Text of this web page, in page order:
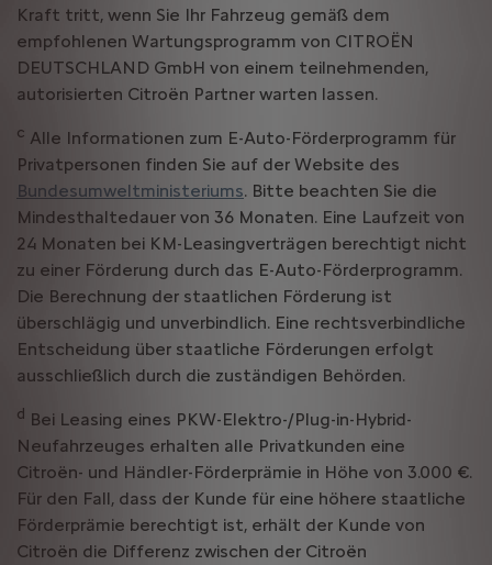
Kraft tritt, wenn Sie Ihr Fahrzeug gemäß dem
empfohlenen Wartungsprogramm von CITROËN
DEUTSCHLAND GmbH von einem teilnehmenden,
autorisierten Citroën Partner warten lassen.
c Alle Informationen zum E-Auto-Förderprogramm für
Privatpersonen finden Sie auf der Website des
Bundesumweltministeriums. Bitte beachten Sie die
Mindesthaltedauer von 36 Monaten. Eine Laufzeit von
24 Monaten bei KM-Leasingverträgen berechtigt nicht
zu einer Förderung durch das E-Auto-Förderprogramm.
Die Berechnung der staatlichen Förderung ist
überschlägig und unverbindlich. Eine rechtsverbindliche
Entscheidung über staatliche Förderungen erfolgt
ausschließlich durch die zuständigen Behörden.
d Bei Leasing eines PKW-Elektro-/Plug-in-Hybrid-
Neufahrzeuges erhalten alle Privatkunden eine
Citroën- und Händler-Förderprämie in Höhe von 3.000 €.
Für den Fall, dass der Kunde für eine höhere staatliche
Förderprämie berechtigt ist, erhält der Kunde von
Citroën die Differenz zwischen der Citroën